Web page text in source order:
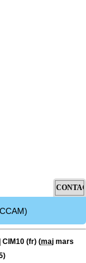
CIM10 (fr) (maj mars